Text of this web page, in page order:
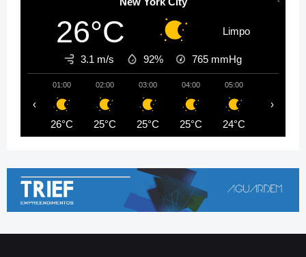
26°C Limpo
3.1 m/s 92% 765 mmHg
01:00
26°C
02:00
25°C
03:00
25°C
04:00
25°C
05:00
24°C
‹ ›